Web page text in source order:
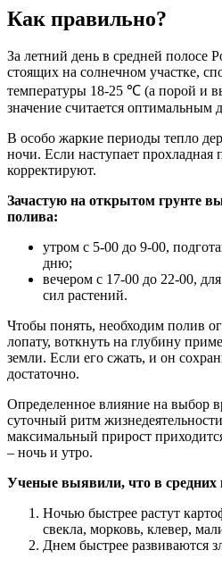
Как правильно?
За летний день в средней полосе
стоящих на солнечном участке,
температуры 18-25 ℃ (а порой и
значение считается оптимальным
В особо жаркие периоды тепло
ночи. Если наступает
корректируют.
Зачастую на открытом грунте
полива:
утром с 5-00 до 9-00,
дню;
вечером с 17-00 до 22-00,
сил растений.
Чтобы понять, необходим полив
лопату, воткнуть на глубину
земли. Если его сжать, и он
достаточно.
Определенное влияние на выбор
суточный ритм
максимальный прирост
– ночь и утро.
Ученые выявили, что в средних
Ночью быстрее растут
свекла, морковь, клевер,
Днем быстрее развиваются